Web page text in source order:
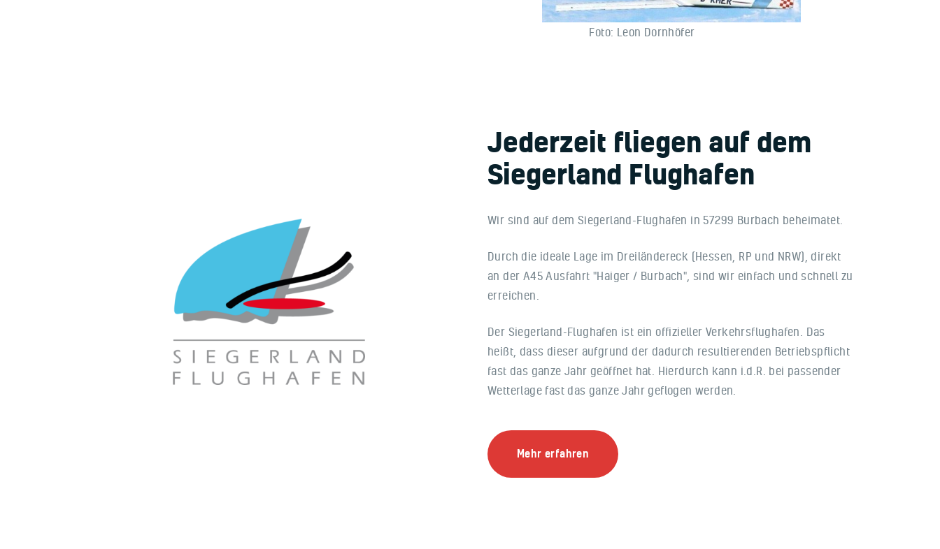
Foto: Leon Dornhöfer
Jederzeit fliegen auf dem
Siegerland Flughafen
Wir sind auf dem Siegerland-Flughafen in 57299 Burbach beheimatet.
Durch die ideale Lage im Dreiländereck (Hessen, RP und NRW), direkt
an der A45 Ausfahrt "Haiger / Burbach", sind wir einfach und schnell zu
erreichen.
Der Siegerland-Flughafen ist ein offizieller Verkehrsflughafen. Das
heißt, dass dieser aufgrund der dadurch resultierenden Betriebspflicht
fast das ganze Jahr geöffnet hat. Hierdurch kann i.d.R. bei passender
Wetterlage fast das ganze Jahr geflogen werden.
Mehr erfahren